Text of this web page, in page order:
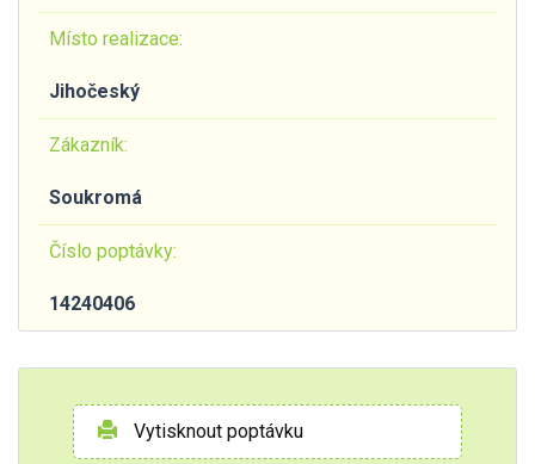
Místo realizace:
Jihočeský
Zákazník:
Soukromá
Číslo poptávky:
14240406
Vytisknout poptávku